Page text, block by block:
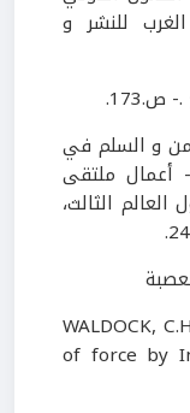
الغرب للنشر و
و السلم في
أعمال ملتقى
الثالث،
- WALDOCK,
of force by